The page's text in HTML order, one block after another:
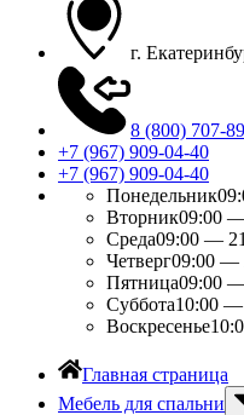
г.
8 (800) 707-
+7 (967) 909-04-40
+7 (967) 909-04-40
Понедельник
Вторник09:00
Среда09:00 —
Четверг09:00 —
Пятница09:00
Суббота10:00 —
Воскресенье
Главная страница
Мебель для спальни